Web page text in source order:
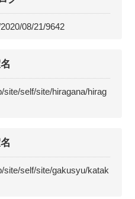
08/21/9642
site/self/site/hiragana/hirag
site/self/site/gakusyu/katak